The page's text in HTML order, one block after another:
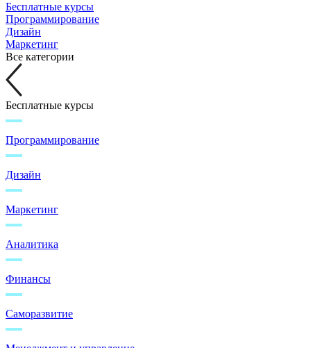
Бесплатные курсы
Программирование
Дизайн
Маркетинг
Все категории
Бесплатные курсы
Программирование
Дизайн
Маркетинг
Аналитика
Финансы
Саморазвитие